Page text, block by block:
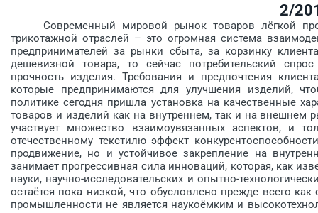
2/
Современный мировой рынок товаров лёгкой
трикотажной отраслей – это огромная система
предпринимателей за рынки сбыта, за корзинку
дешевизной товара, то сейчас потребительский
прочность изделия. Требования и предпочтения
которые предпринимаются для улучшения изделий,
политике сегодня пришла установка на качественные
товаров и изделий как на внутреннем, так и на внешнем
участвует множество взаимоувязанных аспектов, и
отечественному текстилю эффект
продвижение, но и устойчивое закрепление на
занимает прогрессивная сила инноваций, которая, как
науки, научно-исследовательских и опытно-
остаётся пока низкой, что обусловлено прежде всего
промышленности не является наукоёмким и